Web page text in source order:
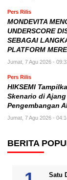
Pers Rilis
MONDEVITA
UNDERSCORE
SEBAGAI
PLATFORM
Jumat, 7 Agu 2026 -
Pers Rilis
HIKSEMI
Skenario di
Pengembangan
Jumat, 7 Agu 2026 -
BERITA
Satu